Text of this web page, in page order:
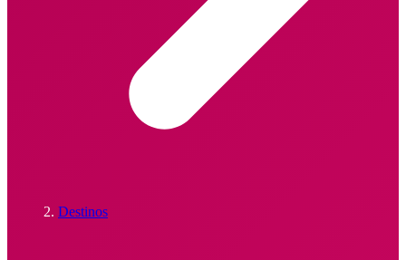
Destinos